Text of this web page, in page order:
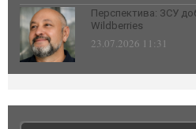
Перспектива: ЗСУ
Wildberries
23.07.2026 11:31